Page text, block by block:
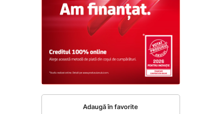
Adaugă în favorite